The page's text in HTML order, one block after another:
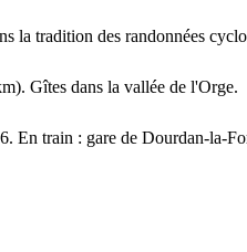
la tradition des randonnées
Gîtes dans la vallée de l'Orge.
En train : gare de Dourdan-la-